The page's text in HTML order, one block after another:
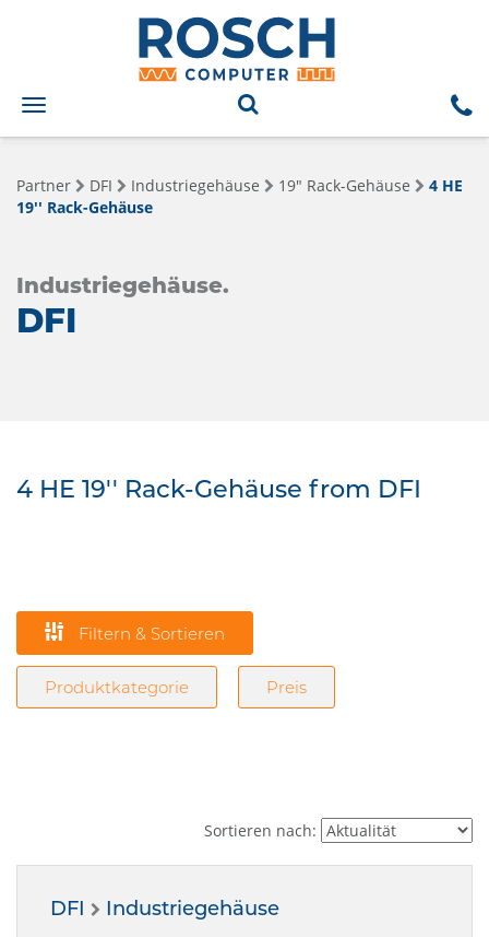
Toggle
navigation
Partner DFI Industriegehäuse 19" Rack-Gehäuse
4 HE
19'' Rack-Gehäuse
Industriegehäuse.
DFI
4 HE 19'' Rack-Gehäuse from DFI
Filtern & Sortieren
Produktkategorie Preis
Sortieren nach:
DFI Industriegehäuse